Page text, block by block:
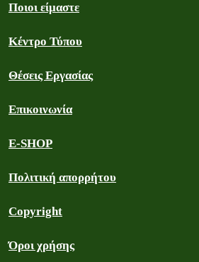
Ποιοι είμαστε
Κέντρο Τύπου
Θέσεις Εργασίας
Επικοινωνία
E-SHOP
Πολιτική απορρήτου
Copyright
Όροι χρήσης